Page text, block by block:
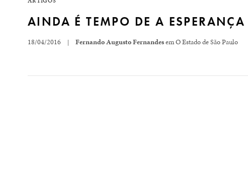
AINDA É TEMPO DE A
18/04/2016 | Fernando Augusto Fernandesem O Estado de São Paulo